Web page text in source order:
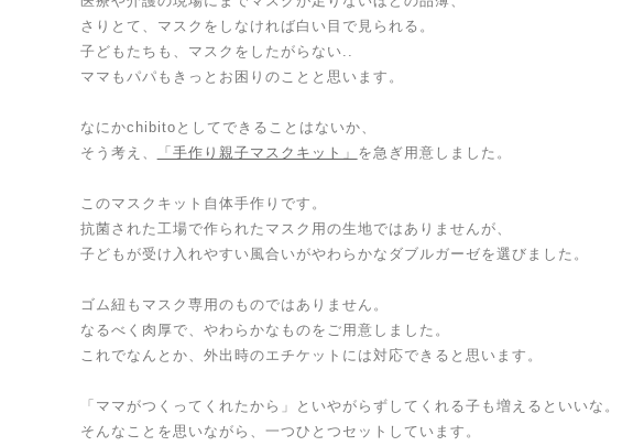
さりとて、マスクをしなければ白い目で見られる。
子どもたちも、マスクをしたがらない..
ママもパパもきっとお困りのことと思います。
なにかchibitoとしてできることはないか、
そう考え、
「手作り親子マスクキット」 を急ぎ用意しました。
このマスクキット自体手作りです。
抗菌された工場で作られたマスク用の生地ではありませんが、
子どもが受け入れやすい風合いがやわらかなダブルガーゼを選びました。
ゴム紐もマスク専用のものではありません。
なるべく肉厚で、やわらかなものをご用意しました。
これでなんとか、外出時のエチケットには対応できると思います。
「ママがつくってくれたから」といやがらずしてくれる子も増えるといいな。
そんなことを思いながら、一つひとつセットしています。